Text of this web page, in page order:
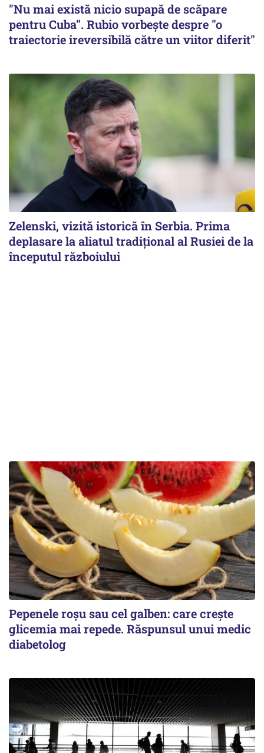
"Nu mai există nicio supapă de scăpare
pentru Cuba". Rubio vorbește despre "o
traiectorie ireversibilă către un viitor diferit"
Zelenski, vizită istorică în Serbia. Prima
deplasare la aliatul tradițional al Rusiei de la
începutul războiului
Pepenele roșu sau cel galben: care crește
glicemia mai repede. Răspunsul unui medic
diabetolog